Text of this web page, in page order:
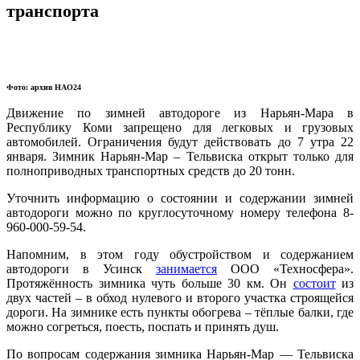
транспорта
Фото: архив НАО24
Движение по зимней автодороге из Нарьян-Мара в
Республику Коми запрещено для легковых и грузовых
автомобилей. Ограничения будут действовать до 7 утра 22
января. Зимник Нарьян-Мар – Тельвиска открыт только для
полноприводных транспортных средств до 20 тонн.
Уточнить информацию о состоянии и содержании зимней
автодороги можно по круглосуточному номеру телефона 8-
960-000-59-54.
Напомним, в этом году обустройством и содержанием
автодороги в Усинск занимается ООО «Техносфера».
Протяжённость зимника чуть больше 30 км. Он состоитиз
двух частей – в обход нулевого и второго участка строящейся
дороги. На зимнике есть пункты обогрева – тёплые балки, где
можно согреться, поесть, поспать и принять душ.
По вопросам содержания зимника Нарьян-Мар — Тельвиска